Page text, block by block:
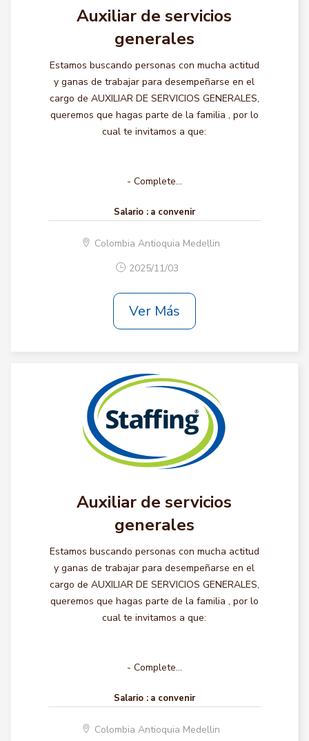
Auxiliar de servicios
generales
Estamos buscando personas con mucha actitud
y ganas de trabajar para desempeñarse en el
cargo de AUXILIAR DE SERVICIOS GENERALES,
queremos que hagas parte de la familia , por lo
cual te invitamos a que:
- Complete...
Salario : a convenir
Colombia Antioquia Medellin
2025/11/03
Ver Más
Auxiliar de servicios
generales
Estamos buscando personas con mucha actitud
y ganas de trabajar para desempeñarse en el
cargo de AUXILIAR DE SERVICIOS GENERALES,
queremos que hagas parte de la familia , por lo
cual te invitamos a que:
- Complete...
Salario : a convenir
Colombia Antioquia Medellin